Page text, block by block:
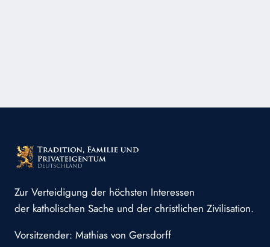
Zur Verteidigung der höchsten Interessen
der katholischen Sache und der christlichen Zivilisation.
Vorsitzender: Mathias von Gersdorff